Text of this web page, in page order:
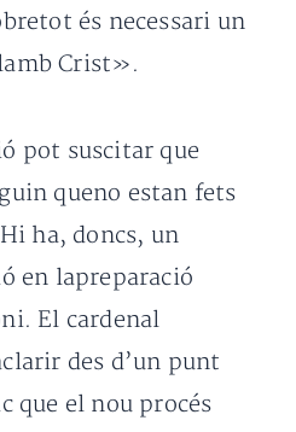
és necessari un
Crist».
pot suscitar que
queno estan fets
ha, doncs, un
en lapreparació
El cardenal
des d’un punt
que el nou procés